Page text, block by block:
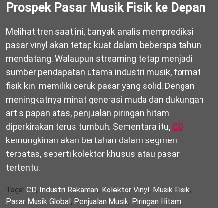
Prospek Pasar Musik Fisik ke Depan
Melihat tren saat ini, banyak analis memprediksi
pasar vinyl akan tetap kuat dalam beberapa tahun
mendatang. Walaupun streaming tetap menjadi
sumber pendapatan utama industri musik, format
fisik kini memiliki ceruk pasar yang solid. Dengan
meningkatnya minat generasi muda dan dukungan
artis papan atas, penjualan piringan hitam
diperkirakan terus tumbuh. Sementara itu, CD
kemungkinan akan bertahan dalam segmen
terbatas, seperti kolektor khusus atau pasar
tertentu.
Tags: CD, Industri Rekaman, Kolektor Vinyl , Musik Fisik,
Pasar Musik Global , Penjualan Musik, Piringan Hitam,